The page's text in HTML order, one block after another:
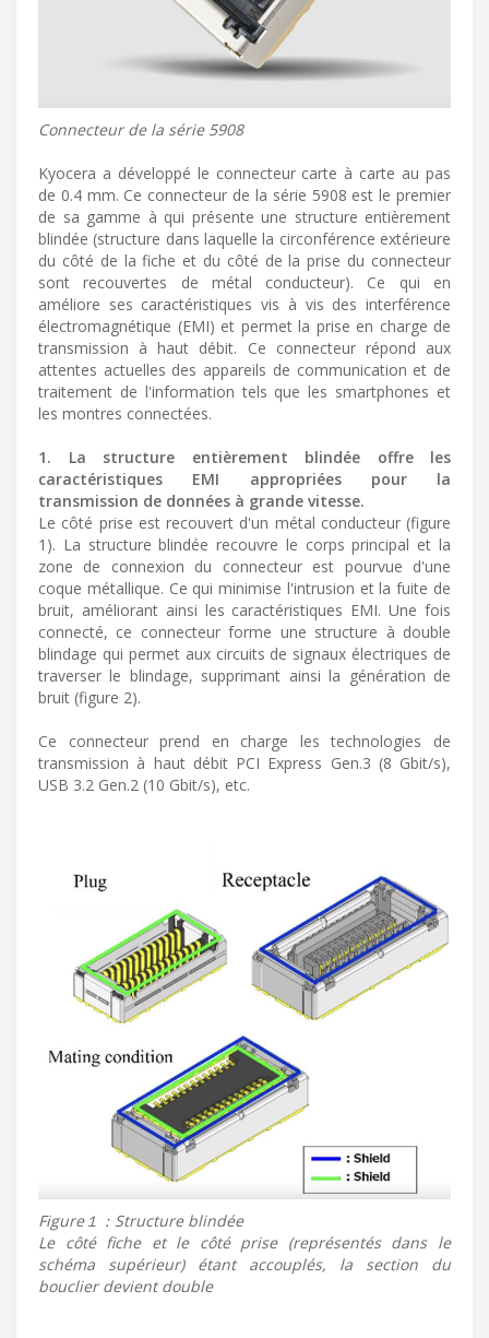
Connecteur de la série 5908
Kyocera a développé le connecteur carte à carte au pas
de 0.4 mm. Ce connecteur de la série 5908 est le premier
de sa gamme à qui présente une structure entièrement
blindée (structure dans laquelle la circonférence extérieure
du côté de la fiche et du côté de la prise du connecteur
sont recouvertes de métal conducteur). Ce qui en
améliore ses caractéristiques vis à vis des interférence
électromagnétique (EMI) et permet la prise en charge de
transmission à haut débit. Ce connecteur répond aux
attentes actuelles des appareils de communication et de
traitement de l'information tels que les smartphones et
les montres connectées.
1. La structure entièrement blindée offre les
caractéristiques EMI appropriées pour la
transmission de données à grande vitesse.
Le côté prise est recouvert d'un métal conducteur (figure
1). La structure blindée recouvre le corps principal et la
zone de connexion du connecteur est pourvue d'une
coque métallique. Ce qui minimise l'intrusion et la fuite de
bruit, améliorant ainsi les caractéristiques EMI. Une fois
connecté, ce connecteur forme une structure à double
blindage qui permet aux circuits de signaux électriques de
traverser le blindage, supprimant ainsi la génération de
bruit (figure 2).
Ce connecteur prend en charge les technologies de
transmission à haut débit PCI Express Gen.3 (8 Gbit/s),
USB 3.2 Gen.2 (10 Gbit/s), etc.
Figure１：Structure blindée
Le côté fiche et le côté prise (représentés dans le
schéma supérieur) étant accouplés, la section du
bouclier devient double